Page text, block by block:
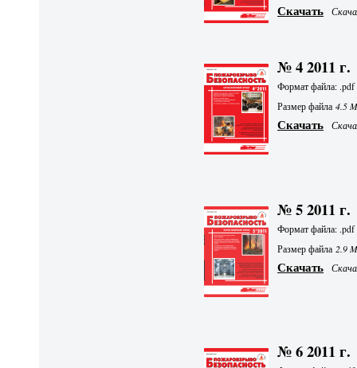
Скачать
№ 4 2011 г.
Формат файла: .pdf
Размер файла4.5
Скачать
№ 5 2011 г.
Формат файла: .pdf
Размер файла 2.9
Скачать
№ 6 2011 г.